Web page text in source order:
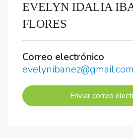
EVELYN IDALIA
FLORES
Correo electrónico
evelynibanez@gmail.com
Enviar correo